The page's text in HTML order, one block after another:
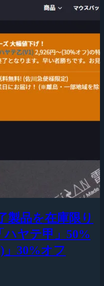
製品を在庫限り
ハヤテ甲」50%
30%オフ